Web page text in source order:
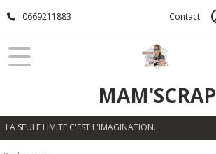
0669211883 Contact
MAM'SCRAP
LA SEULE LIMITE C'EST L'IMAGINATION…